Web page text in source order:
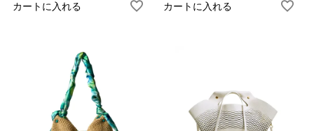
パープル
ゴールド マルチ
ホワイト＆ブラック その他
カートに入れる カートに入れる